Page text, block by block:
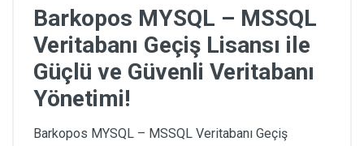
Barkopos MYSQL – MSSQL
Veritabanı Geçiş Lisansı ile
Güçlü ve Güvenli Veritabanı
Yönetimi!
Barkopos MYSQL – MSSQL Veritabanı Geçiş